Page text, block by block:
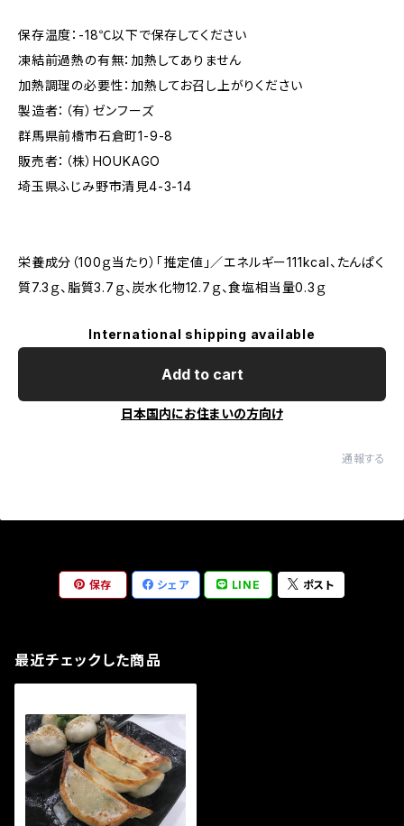
保存温度：-18℃以下で保存してください
凍結前過熱の有無：加熱してありません
加熱調理の必要性：加熱してお召し上がりください
製造者：（有）ゼンフーズ
群馬県前橋市石倉町1-9-8
販売者：（株）HOUKAGO
埼玉県ふじみ野市清見4-3-14
栄養成分（100ｇ当たり）「推定値」／エネルギー111kcal、たんぱく
質7.3ｇ、脂質3.7ｇ、炭水化物12.7ｇ、食塩相当量0.3ｇ
International shipping available
Add to cart
日本国内にお住まいの方向け
通報する
保存 シェア LINE ポスト
最近チェックした商品